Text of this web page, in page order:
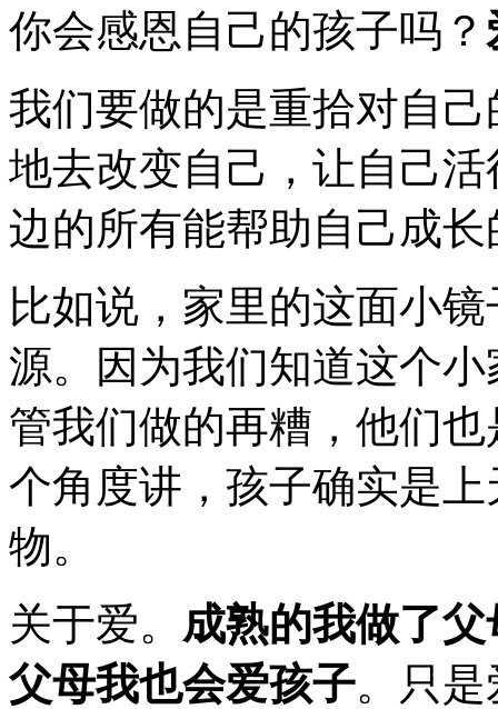
你会感恩自己的孩子吗？
我们要做的是重拾对自
地去改变自己，让自己
边的所有能帮助自己成
比如说，家里的这面小
源。因为我们知道这个
管我们做的再糟，他们
个角度讲，孩子确实是
物。
关于爱。 成熟的我做了
父母我也会爱孩子。只